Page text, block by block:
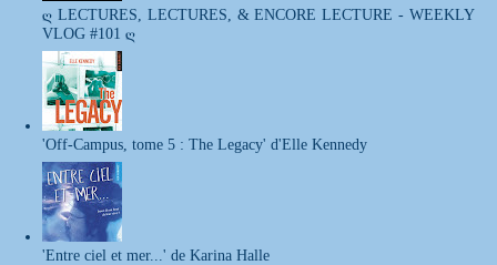
ღ LECTURES, LECTURES, & ENCORE LECTURE - WEEKLY
VLOG #101 ღ
'Off-Campus, tome 5 : The Legacy' d'Elle Kennedy
'Entre ciel et mer...' de Karina Halle